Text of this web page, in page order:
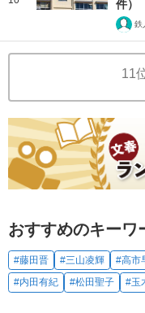
件）
鉄
11
おすすめのキーワ
#藤田晋 #三山凌輝 #高市
#内田有紀
#松田聖子 #玉